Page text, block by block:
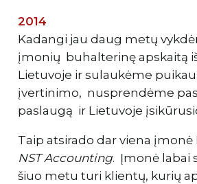
2014
Kadangi jau daug metų
įmonių buhalterinę apskaitą
Lietuvoje ir sulaukėme
įvertinimo, nusprendėme
paslaugą ir Lietuvoje
Taip atsirado dar viena įmonė
NST Accounting. Įmonė labai
šiuo metu turi klientų, kurių